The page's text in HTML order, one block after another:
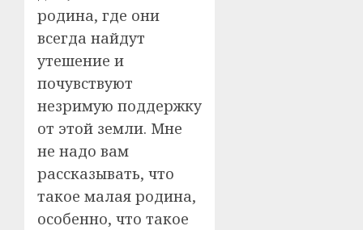
родина, где они
всегда найдут
утешение и
почувствуют
незримую поддержку
от этой земли. Мне
не надо вам
рассказывать, что
такое малая родина,
особенно, что такое